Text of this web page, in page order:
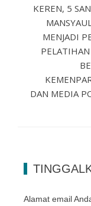
KEREN, 5
MENJADI
DAN MEDIA
Alamat email